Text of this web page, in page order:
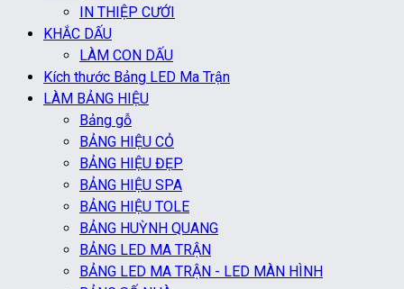
IN THIỆP CƯỚI
KHẮC DẤU
LÀM CON DẤU
Kích thước Bảng LED Ma Trận
LÀM BẢNG HIỆU
Bảng gỗ
BẢNG HIỆU CỎ
BẢNG HIỆU ĐẸP
BẢNG HIỆU SPA
BẢNG HIỆU TOLE
BẢNG HUỲNH QUANG
BẢNG LED MA TRẬN
BẢNG LED MA TRẬN - LED MÀN HÌNH